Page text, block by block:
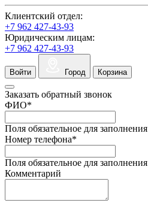
Клиентский отдел:
+7 962 427-43-93
Юридическим лицам:
+7 962 427-43-93
Войти Город Корзина
Заказать обратный звонок
ФИО*
Поля обязательное для заполнения
Номер телефона*
Поля обязательное для заполнения
Комментарий